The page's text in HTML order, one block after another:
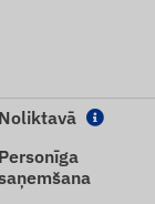
Noliktavā
Personīga